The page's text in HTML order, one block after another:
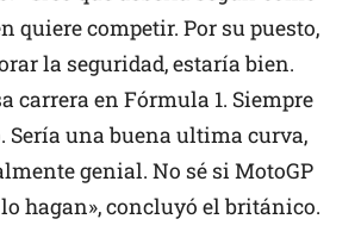
quiere competir. Por su puesto,
la seguridad, estaría bien.
carrera en Fórmula 1. Siempre
Sería una buena ultima curva,
genial. No sé si MotoGP
hagan», concluyó el británico.